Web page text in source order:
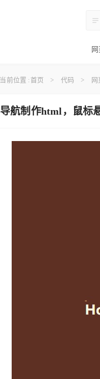
当前位置 :首页 > 代码 > 网
导航制作html，鼠标